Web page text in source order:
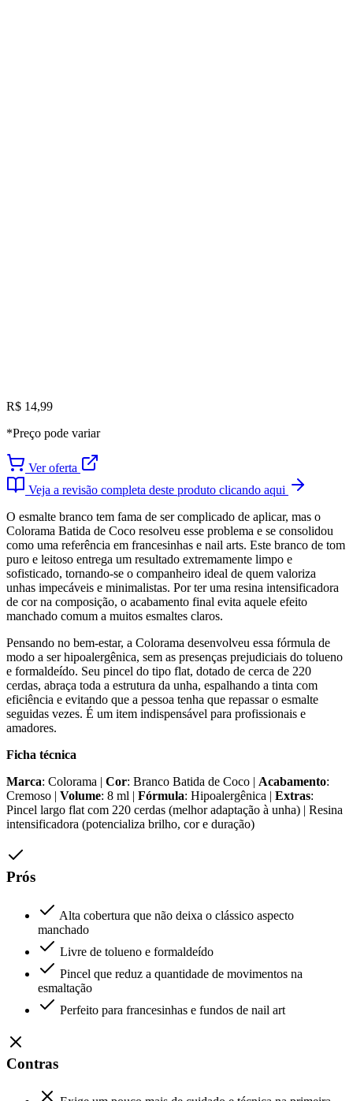
R$ 14,99
*Preço pode variar
Ver oferta
Veja a revisão completa deste produto clicando aqui
O esmalte branco tem fama de ser complicado de aplicar, mas o
Colorama Batida de Coco resolveu esse problema e se consolidou
como uma referência em francesinhas e nail arts. Este branco de tom
puro e leitoso entrega um resultado extremamente limpo e
sofisticado, tornando-se o companheiro ideal de quem valoriza
unhas impecáveis e minimalistas. Por ter uma resina intensificadora
de cor na composição, o acabamento final evita aquele efeito
manchado comum a muitos esmaltes claros.
Pensando no bem-estar, a Colorama desenvolveu essa fórmula de
modo a ser hipoalergênica, sem as presenças prejudiciais do tolueno
e formaldeído. Seu pincel do tipo flat, dotado de cerca de 220
cerdas, abraça toda a estrutura da unha, espalhando a tinta com
eficiência e evitando que a pessoa tenha que repassar o esmalte
seguidas vezes. É um item indispensável para profissionais e
amadores.
Ficha técnica
Marca: Colorama | Cor: Branco Batida de Coco | Acabamento:
Cremoso | Volume: 8 ml | Fórmula: Hipoalergênica | Extras:
Pincel largo flat com 220 cerdas (melhor adaptação à unha) | Resina
intensificadora (potencializa brilho, cor e duração)
Prós
Alta cobertura que não deixa o clássico aspecto
manchado
Livre de tolueno e formaldeído
Pincel que reduz a quantidade de movimentos na
esmaltação
Perfeito para francesinhas e fundos de nail art
Contras